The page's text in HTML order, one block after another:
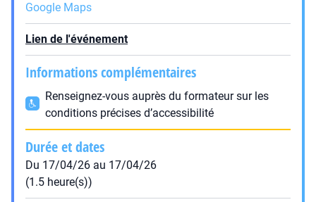
Google Maps
Lien de l'événement
Informations complémentaires
Renseignez-vous auprès du formateur sur les
conditions précises d’accessibilité
Durée et dates
Du 17/04/26 au 17/04/26
(1.5 heure(s))